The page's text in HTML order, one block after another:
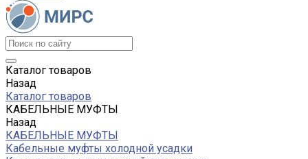
Каталог товаров
Назад
Каталог товаров
КАБЕЛЬНЫЕ МУФТЫ
Назад
КАБЕЛЬНЫЕ МУФТЫ
Кабельные муфты холодной усадки